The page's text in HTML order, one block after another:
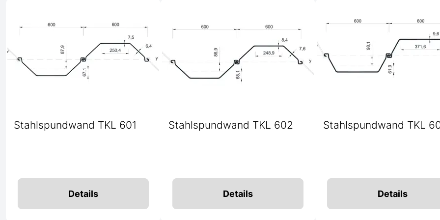
Stahlspundwand TKL 601
Details
Stahlspundwand TKL 602
Details
Stahlspundwand TKL
Details